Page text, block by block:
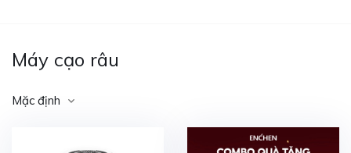
Máy cạo râu
Mặc định